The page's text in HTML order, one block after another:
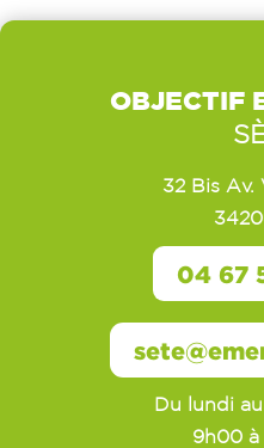
OBJECTIF
32 Bis Av.
Du lundi
9h00 à
04 67